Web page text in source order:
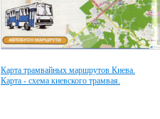
Карта трамвайных маршрутов Киева.
Карта - схема киевского трамвая.